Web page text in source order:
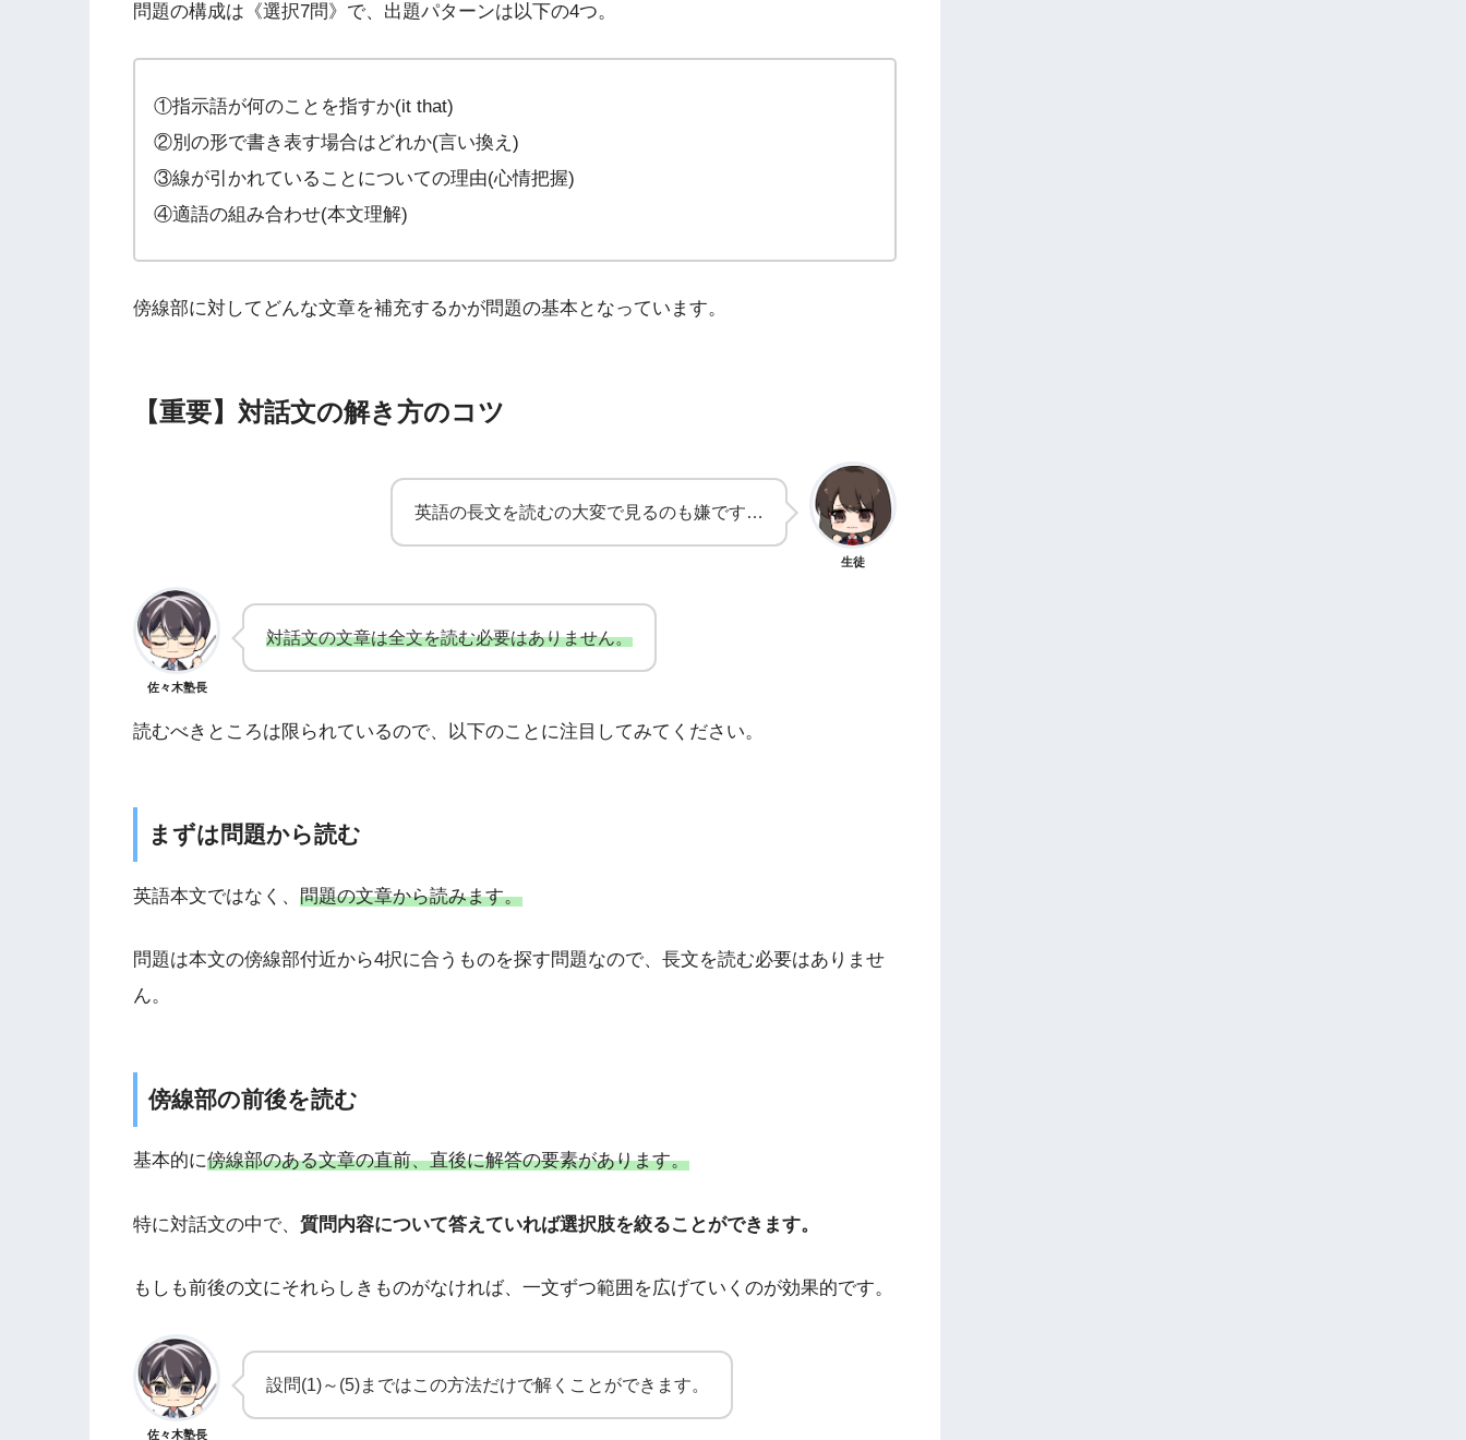
問題の構成は《選択7問》で、出題パターンは以下の4つ。
①指示語が何のことを指すか(it that)
②別の形で書き表す場合はどれか(言い換え)
③線が引かれていることについての理由(心情把握)
④適語の組み合わせ(本文理解)
傍線部に対してどんな文章を補充するかが問題の基本となっています。
【重要】対話文の解き方のコツ
生徒
英語の長文を読むの大変で見るのも嫌です…
佐々木塾長
対話文の文章は全文を読む必要はありません。
読むべきところは限られているので、以下のことに注目してみてください。
まずは問題から読む
英語本文ではなく、 問題の文章から読みます。
問題は本文の傍線部付近から4択に合うものを探す問題なので、長文を読む必要はありませ
ん。
傍線部の前後を読む
基本的に傍線部のある文章の直前、直後に解答の要素があります。
特に対話文の中で、 質問内容について答えていれば選択肢を絞ることができます。
もしも前後の文にそれらしきものがなければ、一文ずつ範囲を広げていくのが効果的です。
佐々木塾長
設問(1)～(5)まではこの方法だけで解くことができます。